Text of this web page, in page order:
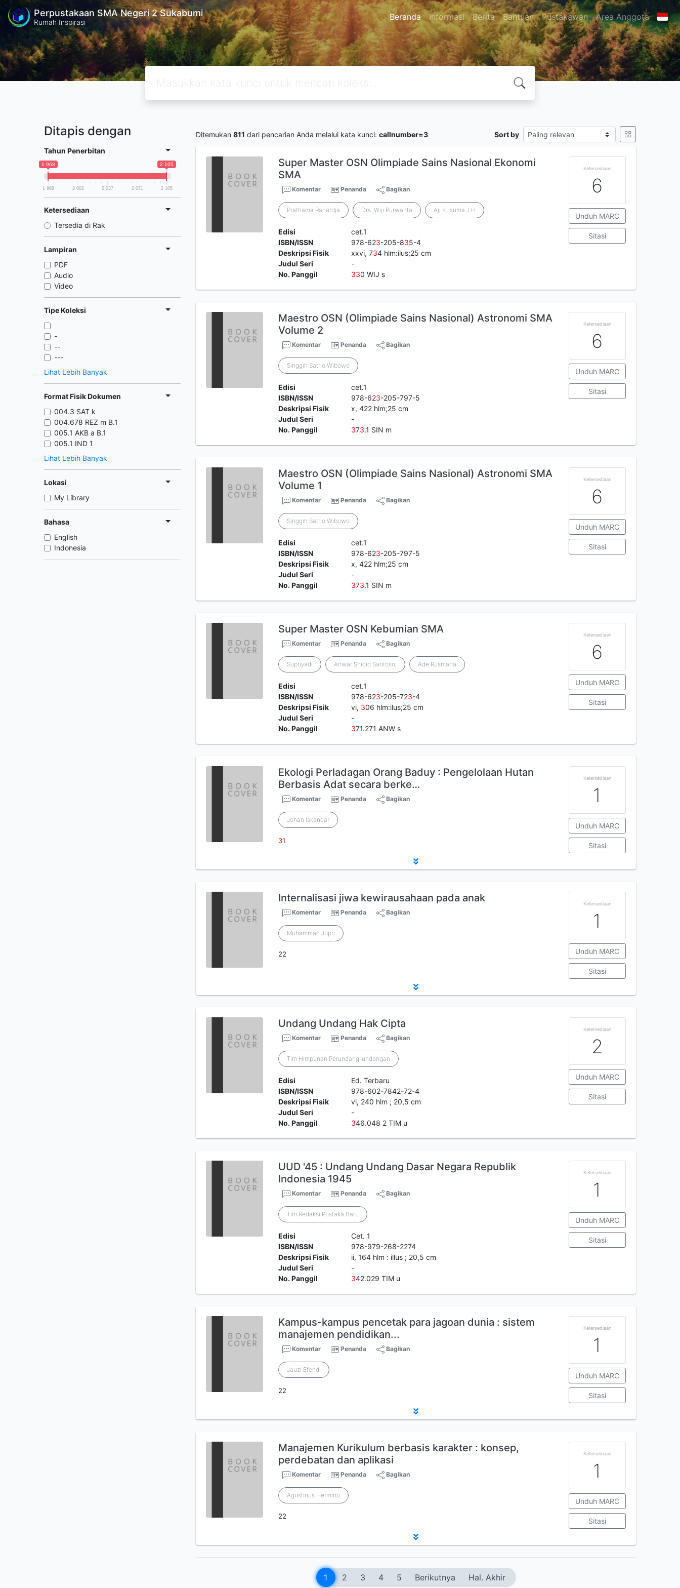
Perpustakaan SMA Negeri 2 Sukabumi
Rumah Inspirasi Beranda Informasi Berita Bantuan Pustakawan Area Anggota
Ditapis dengan
Tahun Penerbitan
1 968 2 105
1 968 2 002 2 037 2 071 2 105
Ketersediaan
Tersedia di Rak
Lampiran
PDF
Audio
Video
Tipe Koleksi
-
--
---
Lihat Lebih Banyak
Format Fisik Dokumen
004.3 SAT k
004.678 REZ m B.1
005.1 AKB a B.1
005.1 IND 1
Lihat Lebih Banyak
Lokasi
My Library
Bahasa
English
Indonesia
Ditemukan 811 dari pencarian Anda melalui kata kunci: callnumber=3 Sort by
Super Master OSN Olimpiade Sains Nasional Ekonomi
SMA
Komentar Penanda Bagikan
Prathama Rahardja Drs. Wiji Purwanta Aji Kusuma J.H
Edisi
cet.1
ISBN/ISSN
978-623-205-835-4
Deskripsi Fisik
xxvi, 734 hlm:ilus;25 cm
Judul Seri
-
No. Panggil
330 WIJ s
Ketersediaan
6
Unduh MARC
Sitasi
Maestro OSN (Olimpiade Sains Nasional) Astronomi SMA
Volume 2
Komentar Penanda Bagikan
Singgih Satrio Wibowo
Edisi
cet.1
ISBN/ISSN
978-623-205-797-5
Deskripsi Fisik
x, 422 hlm;25 cm
Judul Seri
-
No. Panggil
373.1 SIN m
Ketersediaan
6
Unduh MARC
Sitasi
Maestro OSN (Olimpiade Sains Nasional) Astronomi SMA
Volume 1
Komentar Penanda Bagikan
Singgih Satrio Wibowo
Edisi
cet.1
ISBN/ISSN
978-623-205-797-5
Deskripsi Fisik
x, 422 hlm;25 cm
Judul Seri
-
No. Panggil
373.1 SIN m
Ketersediaan
6
Unduh MARC
Sitasi
Super Master OSN Kebumian SMA
Komentar Penanda Bagikan
Supriyadi Anwar Shidiq Santoso, Ade Rusmana
Edisi
cet.1
ISBN/ISSN
978-623-205-723-4
Deskripsi Fisik
vi, 306 hlm:ilus;25 cm
Judul Seri
-
No. Panggil
371.271 ANW s
Ketersediaan
6
Unduh MARC
Sitasi
Ekologi Perladagan Orang Baduy : Pengelolaan Hutan
Berbasis Adat secara berke…
Komentar Penanda Bagikan
Johan Iskandar
31
Ketersediaan
1
Unduh MARC
Sitasi
Internalisasi jiwa kewirausahaan pada anak
Komentar Penanda Bagikan
Muhammad Jupri
22
Ketersediaan
1
Unduh MARC
Sitasi
Undang Undang Hak Cipta
Komentar Penanda Bagikan
Tim Himpunan Perundang-undangan
Edisi
Ed. Terbaru
ISBN/ISSN
978-602-7842-72-4
Deskripsi Fisik
vi, 240 hlm ; 20,5 cm
Judul Seri
-
No. Panggil
346.048 2 TIM u
Ketersediaan
2
Unduh MARC
Sitasi
UUD '45 : Undang Undang Dasar Negara Republik
Indonesia 1945
Komentar Penanda Bagikan
Tim Redaksi Pustaka Baru
Edisi
Cet. 1
ISBN/ISSN
978-979-268-2274
Deskripsi Fisik
ii, 164 hlm : illus ; 20,5 cm
Judul Seri
-
No. Panggil
342.029 TIM u
Ketersediaan
1
Unduh MARC
Sitasi
Kampus-kampus pencetak para jagoan dunia : sistem
manajemen pendidikan...
Komentar Penanda Bagikan
Jauzi Efendi
22
Ketersediaan
1
Unduh MARC
Sitasi
Manajemen Kurikulum berbasis karakter : konsep,
perdebatan dan aplikasi
Komentar Penanda Bagikan
Agustinus Hermino
22
Ketersediaan
1
Unduh MARC
Sitasi
1 2 3 4 5 Berikutnya Hal. Akhir